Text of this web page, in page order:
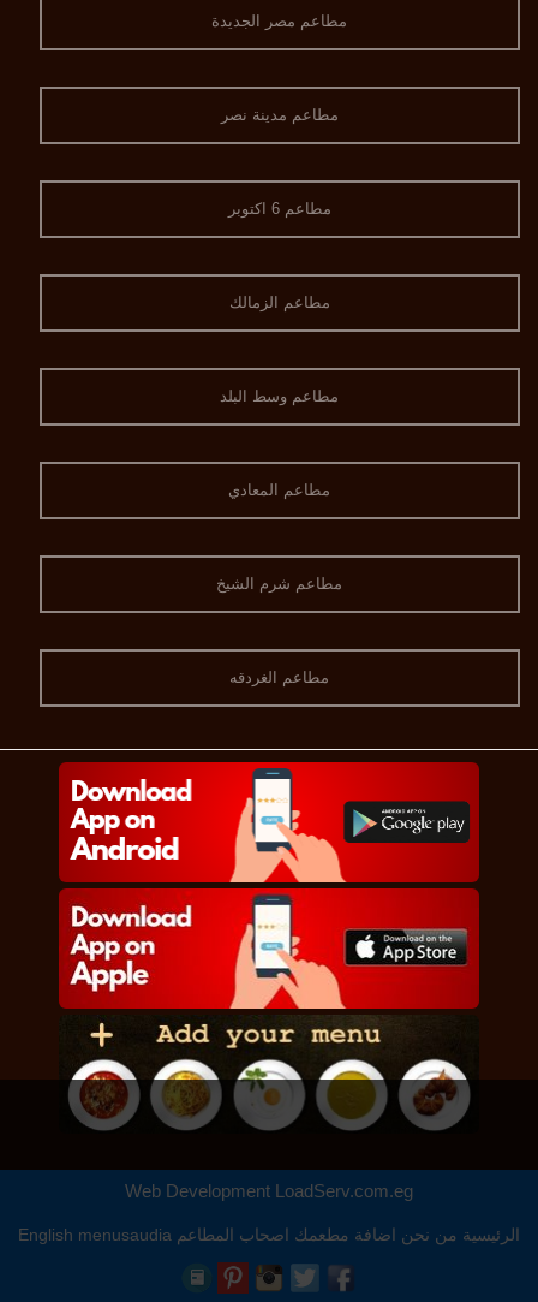
مطاعم مصر الجديدة
مطاعم مدينة نصر
مطاعم 6 اكتوبر
مطاعم الزمالك
مطاعم وسط البلد
مطاعم المعادي
مطاعم شرم الشيخ
مطاعم الغردقه
Web Development LoadServ.com.eg
الرئيسية من نحن اضافة مطعمك اصحاب المطاعم menusaudia
English